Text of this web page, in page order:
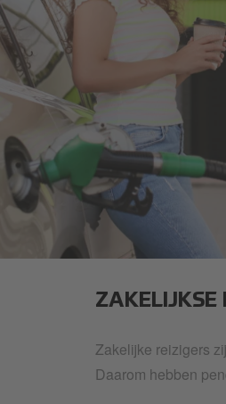
ZAKELIJKSE
Zakelijke reizigers
Daarom hebben